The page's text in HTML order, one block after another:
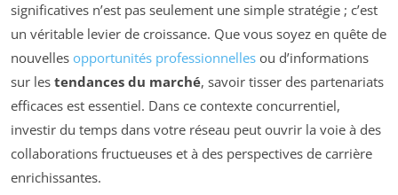
significatives n’est pas seulement une simple stratégie ; c’est
un véritable levier de croissance. Que vous soyez en quête de
nouvelles opportunités professionnelles ou d’informations
sur les tendances du marché, savoir tisser des partenariats
efficaces est essentiel. Dans ce contexte concurrentiel,
investir du temps dans votre réseau peut ouvrir la voie à des
collaborations fructueuses et à des perspectives de carrière
enrichissantes.